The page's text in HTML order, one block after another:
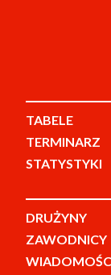
TABELE
TERMINARZ
STATYSTYKI
DRUŻYNY
ZAWODNICY